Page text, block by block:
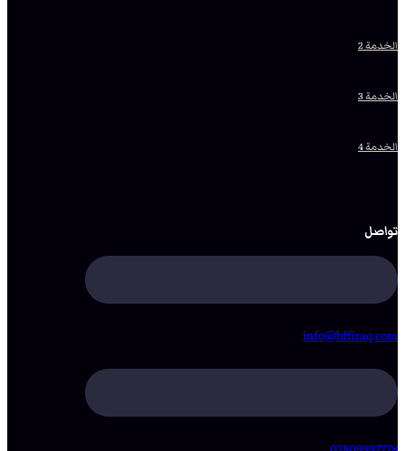
الخدمة 2
الخدمة 3
الخدمة 4
تواصل
info@bffiraq.com